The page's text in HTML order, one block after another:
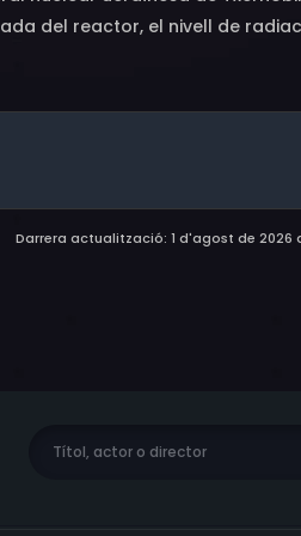
del reactor, el nivell de
perillosament per la Unió
tornen a la zona
que ha marcat les seves vides.
Darrera actualització: 1 d'agost de 2026